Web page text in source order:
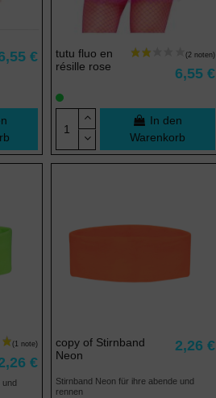
€
tutu fluo en
résille rose
6,55 €
In den
Warenkorb
€
copy of Stirnband
Neon
2,26 €
Stirnband Neon für ihre abende und
rennen